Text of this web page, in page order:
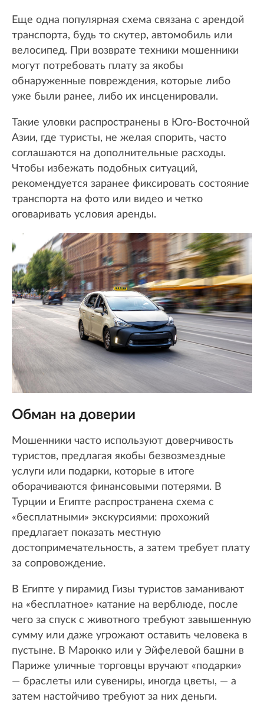
Еще одна популярная схема связана с арендой
транспорта, будь то скутер, автомобиль или
велосипед. При возврате техники мошенники
могут потребовать плату за якобы
обнаруженные повреждения, которые либо
уже были ранее, либо их инсценировали.
Такие уловки распространены в Юго-Восточной
Азии, где туристы, не желая спорить, часто
соглашаются на дополнительные расходы.
Чтобы избежать подобных ситуаций,
рекомендуется заранее фиксировать состояние
транспорта на фото или видео и четко
оговаривать условия аренды.
Обман на доверии
Мошенники часто используют доверчивость
туристов, предлагая якобы безвозмездные
услуги или подарки, которые в итоге
оборачиваются финансовыми потерями. В
Турции и Египте распространена схема с
«бесплатными» экскурсиями: прохожий
предлагает показать местную
достопримечательность, а затем требует плату
за сопровождение.
В Египте у пирамид Гизы туристов заманивают
на «бесплатное» катание на верблюде, после
чего за спуск с животного требуют завышенную
сумму или даже угрожают оставить человека в
пустыне. В Марокко или у Эйфелевой башни в
Париже уличные торговцы вручают «подарки»
— браслеты или сувениры, иногда цветы, — а
затем настойчиво требуют за них деньги.